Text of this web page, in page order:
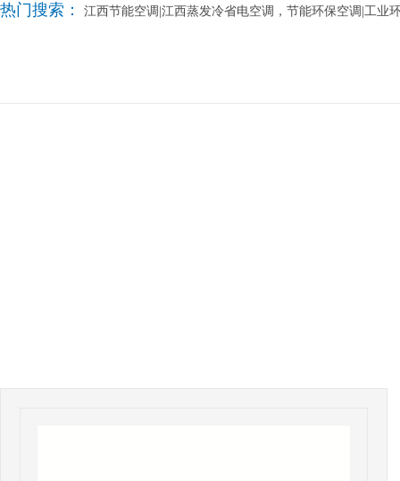
热门搜索： 江西节能空调|江西蒸发冷省电空调，节能环保空调|工业